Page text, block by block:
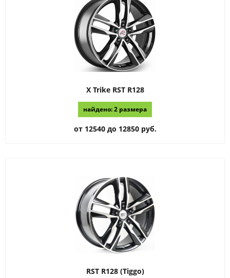
X Trike RST R128
найдено: 2 размера
от 12540 до 12850 руб.
RST R128 (Tiggo)